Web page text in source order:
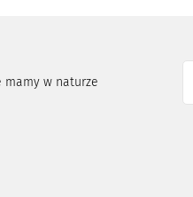
mamy w naturze